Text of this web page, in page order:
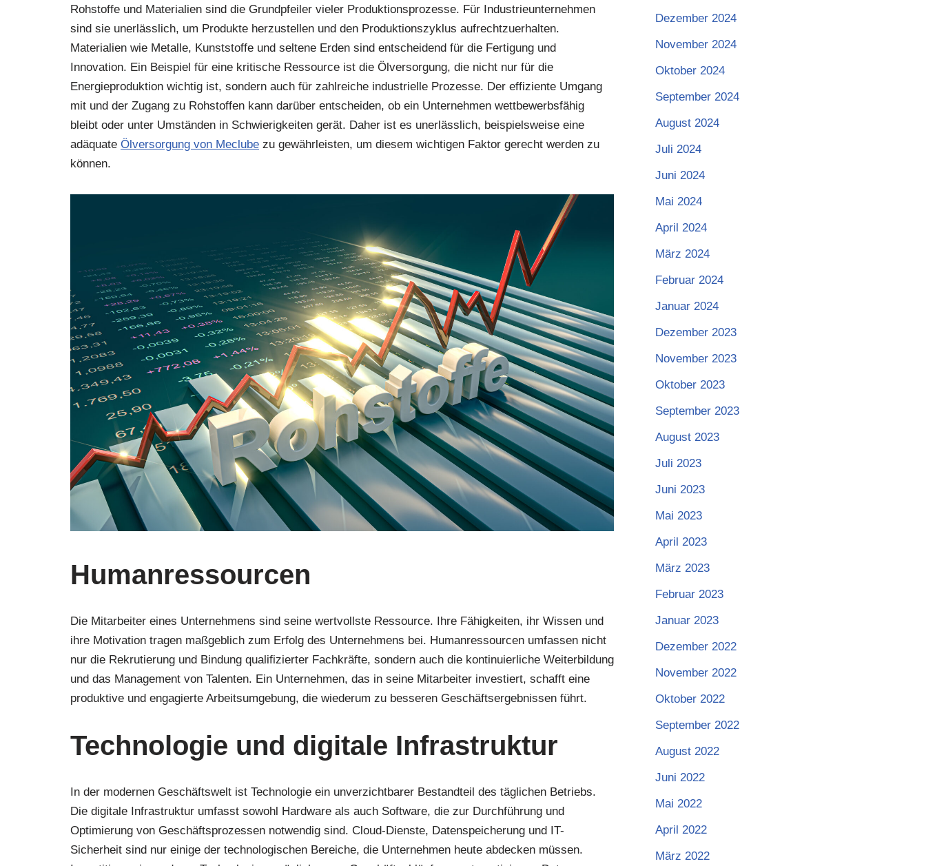
Rohstoffe und Materialien sind die Grundpfeiler vieler Produktionsprozesse. Für Industrieunternehmen
sind sie unerlässlich, um Produkte herzustellen und den Produktionszyklus aufrechtzuerhalten.
Materialien wie Metalle, Kunststoffe und seltene Erden sind entscheidend für die Fertigung und
Innovation. Ein Beispiel für eine kritische Ressource ist die Ölversorgung, die nicht nur für die
Energieproduktion wichtig ist, sondern auch für zahlreiche industrielle Prozesse. Der effiziente Umgang
mit und der Zugang zu Rohstoffen kann darüber entscheiden, ob ein Unternehmen wettbewerbsfähig
bleibt oder unter Umständen in Schwierigkeiten gerät. Daher ist es unerlässlich, beispielsweise eine
adäquate Ölversorgung von Meclube zu gewährleisten, um diesem wichtigen Faktor gerecht werden zu
können.
Humanressourcen
Die Mitarbeiter eines Unternehmens sind seine wertvollste Ressource. Ihre Fähigkeiten, ihr Wissen und
ihre Motivation tragen maßgeblich zum Erfolg des Unternehmens bei. Humanressourcen umfassen nicht
nur die Rekrutierung und Bindung qualifizierter Fachkräfte, sondern auch die kontinuierliche Weiterbildung
und das Management von Talenten. Ein Unternehmen, das in seine Mitarbeiter investiert, schafft eine
produktive und engagierte Arbeitsumgebung, die wiederum zu besseren Geschäftsergebnissen führt.
Technologie und digitale Infrastruktur
In der modernen Geschäftswelt ist Technologie ein unverzichtbarer Bestandteil des täglichen Betriebs.
Die digitale Infrastruktur umfasst sowohl Hardware als auch Software, die zur Durchführung und
Optimierung von Geschäftsprozessen notwendig sind. Cloud-Dienste, Datenspeicherung und IT-
Sicherheit sind nur einige der technologischen Bereiche, die Unternehmen heute abdecken müssen.
Dezember 2024
November 2024
Oktober 2024
September 2024
August 2024
Juli 2024
Juni 2024
Mai 2024
April 2024
März 2024
Februar 2024
Januar 2024
Dezember 2023
November 2023
Oktober 2023
September 2023
August 2023
Juli 2023
Juni 2023
Mai 2023
April 2023
März 2023
Februar 2023
Januar 2023
Dezember 2022
November 2022
Oktober 2022
September 2022
August 2022
Juni 2022
Mai 2022
April 2022
März 2022